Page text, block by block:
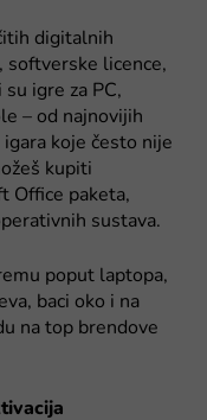
digitalnih
softverske licence,
igre za PC,
– od najnovijih
koje često nije
kupiti
Office paketa,
sustava.
poput laptopa,
baci oko i na
na top brendove